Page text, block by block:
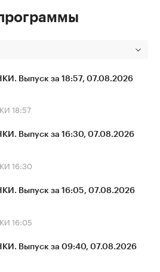
Выпуск за 18:57, 07.08.2026
18:57
Выпуск за 16:30, 07.08.2026
16:30
Выпуск за 16:05, 07.08.2026
16:05
Выпуск за 09:40, 07.08.2026